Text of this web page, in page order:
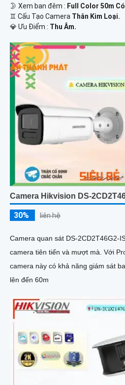
🌛 Xem ban đêm : Full Color 50m
♊ Cấu Tạo Camera Thân Kim Loại.
️💎 Ưu Điểm : Thu Âm.
Camera Hikvision DS-
30% liên hệ
Camera quan sát DS-2CD2T46G2-
camera tiên tiến và mượt mà. Với Progressive Scan CMOS,
camera này có khả năng giám sát
lên đến 60m